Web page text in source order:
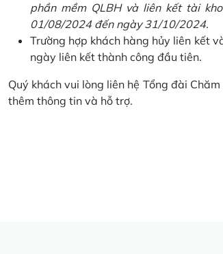
phần mềm QLBH và liên kết tài
01/08/2024 đến ngày 31/10/2024.
Trường hợp khách hàng hủy liên kết
ngày liên kết thành công đầu tiên.
Quý khách vui lòng liên hệ Tổng đài
thêm thông tin và hỗ trợ.